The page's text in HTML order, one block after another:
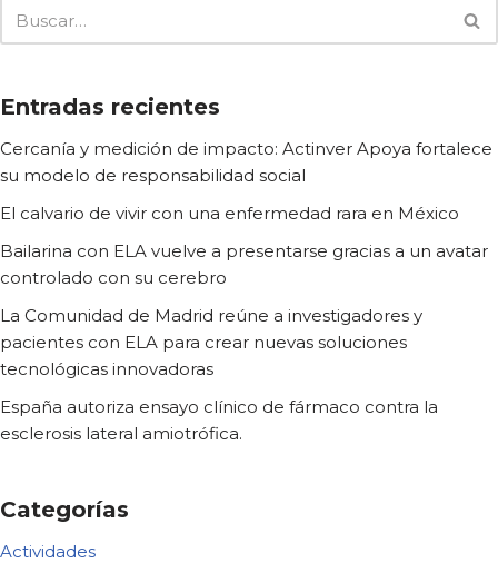
Entradas recientes
Cercanía y medición de impacto: Actinver Apoya fortalece
su modelo de responsabilidad social
El calvario de vivir con una enfermedad rara en México
Bailarina con ELA vuelve a presentarse gracias a un avatar
controlado con su cerebro
La Comunidad de Madrid reúne a investigadores y
pacientes con ELA para crear nuevas soluciones
tecnológicas innovadoras
España autoriza ensayo clínico de fármaco contra la
esclerosis lateral amiotrófica.
Categorías
Actividades